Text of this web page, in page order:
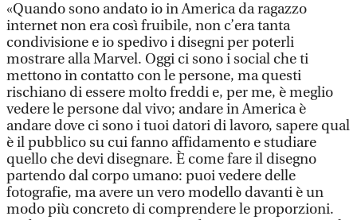
«Quando sono andato io in America da ragazzo
internet non era così fruibile, non c’era tanta
condivisione e io spedivo i disegni per poterli
mostrare alla Marvel. Oggi ci sono i social che ti
mettono in contatto con le persone, ma questi
rischiano di essere molto freddi e, per me, è meglio
vedere le persone dal vivo; andare in America è
andare dove ci sono i tuoi datori di lavoro, sapere qual
è il pubblico su cui fanno affidamento e studiare
quello che devi disegnare. È come fare il disegno
partendo dal corpo umano: puoi vedere delle
fotografie, ma avere un vero modello davanti è un
modo più concreto di comprendere le proporzioni.